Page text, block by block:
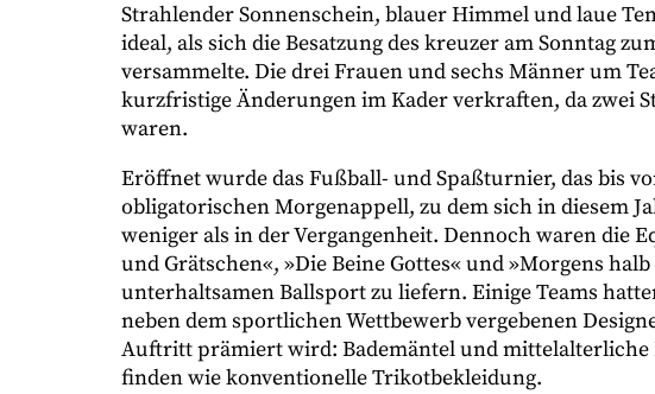
Strahlender Sonnenschein, blauer Himmel und laue
ideal, als sich die Besatzung des kreuzer am Sonntag
versammelte. Die drei Frauen und sechs Männer um
kurzfristige Änderungen im Kader verkraften, da zwei
waren.
Eröffnet wurde das Fußball- und Spaßturnier, das bis
obligatorischen Morgenappell, zu dem sich in diesem
weniger als in der Vergangenheit. Dennoch waren die
und Grätschen«, »Die Beine Gottes« und »Morgens
unterhaltsamen Ballsport zu liefern. Einige Teams
neben dem sportlichen Wettbewerb vergebenen
Auftritt prämiert wird: Bademäntel und mittelalterliche
finden wie konventionelle Trikotbekleidung.